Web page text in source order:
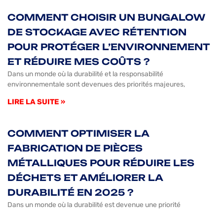
COMMENT CHOISIR UN BUNGALOW
DE STOCKAGE AVEC RÉTENTION
POUR PROTÉGER L’ENVIRONNEMENT
ET RÉDUIRE MES COÛTS ?
Dans un monde où la durabilité et la responsabilité
environnementale sont devenues des priorités majeures,
LIRE LA SUITE »
COMMENT OPTIMISER LA
FABRICATION DE PIÈCES
MÉTALLIQUES POUR RÉDUIRE LES
DÉCHETS ET AMÉLIORER LA
DURABILITÉ EN 2025 ?
Dans un monde où la durabilité est devenue une priorité